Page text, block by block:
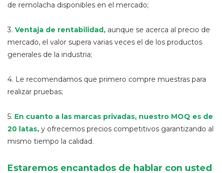
de remolacha disponibles en el mercado;
3. Ventaja de rentabilidad, aunque se acerca al precio de
mercado, el valor supera varias veces el de los productos
generales de la industria;
4. Le recomendamos que primero compre muestras para
realizar pruebas;
5. En cuanto a las marcas privadas, nuestro MOQ es de
20 latas, y ofrecemos precios competitivos garantizando al
mismo tiempo la calidad.
Estaremos encantados de hablar con usted